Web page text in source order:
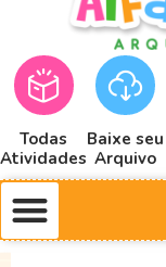
Todas
Atividades
Baixe seu
Arquivo